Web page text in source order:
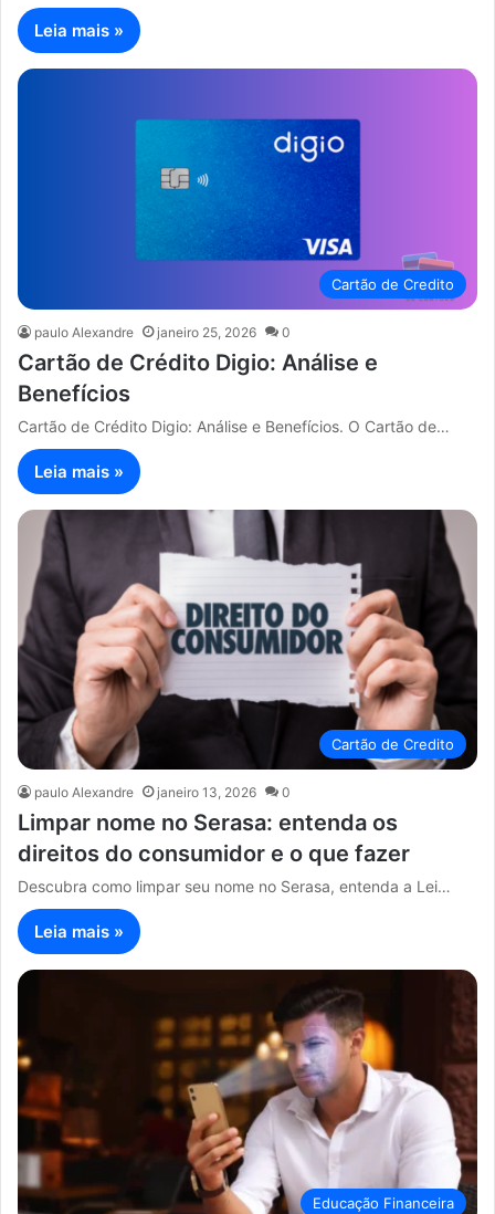
Leia mais »
Cartão de Credito
paulo Alexandre janeiro 25, 2026 0
Cartão de Crédito Digio: Análise e
Benefícios
Cartão de Crédito Digio: Análise e Benefícios. O Cartão de…
Leia mais »
Cartão de Credito
paulo Alexandre janeiro 13, 2026 0
Limpar nome no Serasa: entenda os
direitos do consumidor e o que fazer
Descubra como limpar seu nome no Serasa, entenda a Lei…
Leia mais »
Educação Financeira